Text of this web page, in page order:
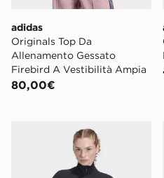
adidas
Originals Top Da
Allenamento Gessato
Firebird A Vestibilità Ampia
80,00€
adidas Giacca Da